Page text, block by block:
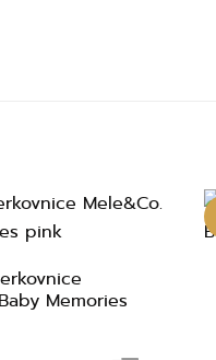
Memories